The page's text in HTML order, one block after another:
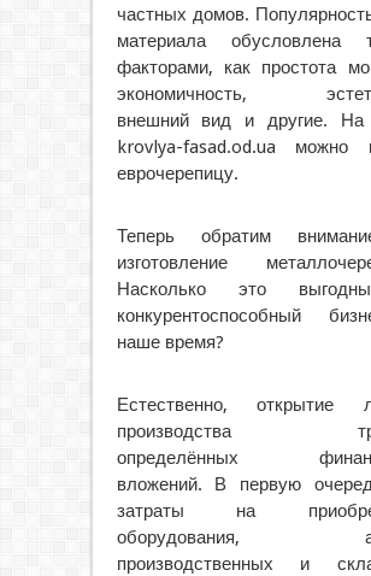
частных домов.
материала обусловлена
факторами, как простота
экономичность,
внешний вид и другие. На
krovlya-fasad.od.ua можно
еврочерепицу.
Теперь обратим
изготовление
Насколько это
конкурентоспособный
наше время?
Естественно, открытие
производства
определённых
вложений. В первую
затраты на
оборудования,
производственных и